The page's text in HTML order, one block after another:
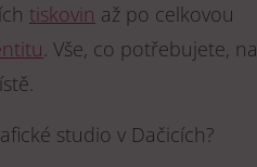
tiskovin až po celkovou
. Vše, co potřebujete, na
studio v Dačicích?